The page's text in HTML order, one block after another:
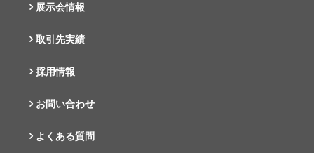
展示会情報
取引先実績
採用情報
お問い合わせ
よくある質問